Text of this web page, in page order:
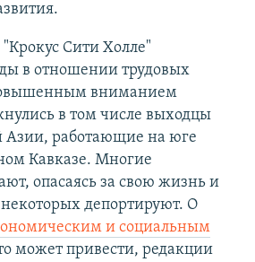
"Крокус Сити Холле"
в отношении трудовых
вниманием
в том числе выходцы
Азии, работающие на юге
Кавказе. Многие
опасаясь за свою жизнь и
некоторых депортируют. О
и социальным
может привести, редакции